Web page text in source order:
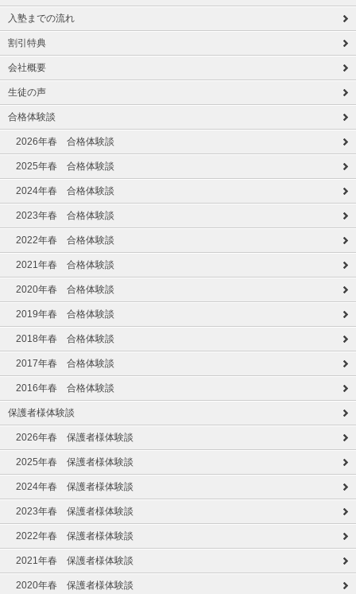
入塾までの流れ
割引特典
会社概要
生徒の声
合格体験談
2026年春 合格体験談
2025年春 合格体験談
2024年春 合格体験談
2023年春 合格体験談
2022年春 合格体験談
2021年春 合格体験談
2020年春 合格体験談
2019年春 合格体験談
2018年春 合格体験談
2017年春 合格体験談
2016年春 合格体験談
保護者様体験談
2026年春 保護者様体験談
2025年春 保護者様体験談
2024年春 保護者様体験談
2023年春 保護者様体験談
2022年春 保護者様体験談
2021年春 保護者様体験談
2020年春 保護者様体験談